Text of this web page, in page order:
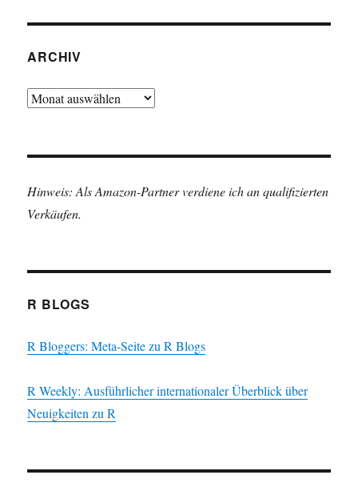
ARCHIV
Archiv
Hinweis: Als Amazon-Partner verdiene ich an qualifizierten
Verkäufen.
R BLOGS
R Bloggers: Meta-Seite zu R Blogs
R Weekly: Ausführlicher internationaler Überblick über
Neuigkeiten zu R